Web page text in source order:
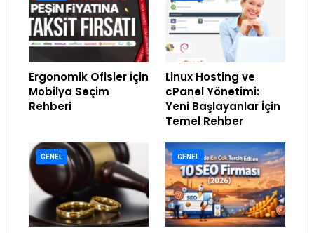
Ergonomik Ofisler İçin
Mobilya Seçim
Rehberi
Linux Hosting ve
cPanel Yönetimi:
Yeni Başlayanlar İçin
Temel Rehber
GENEL GENEL